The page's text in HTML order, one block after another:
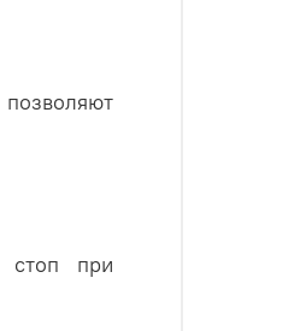
стоп при